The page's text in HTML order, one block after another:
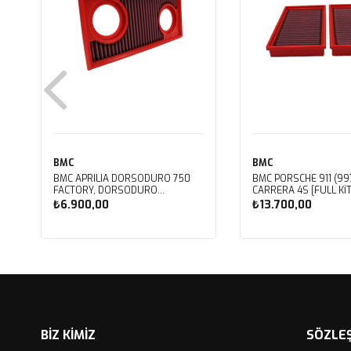
BMC
BMC APRILIA DORSODURO 750
FACTORY, DORSODURO
900, SHIVER 750 GT, SHIVER
750 KUTU İÇİ PERFORMANS HAVA
₺6.900,00
BMC
BMC PORSCHE 911
CARRERA 4S [FULL
PERFORMANS HAVA
FB468/20
₺13.700,00
BİZ KİMİZ